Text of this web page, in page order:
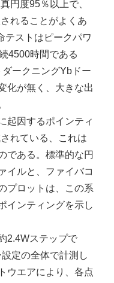
円度95％以上で、
れることがよくあ
テストはピークパワ
4500時間である
ークニングYbドー
化が無く、大きな出
起因するポインティ
れている、これは
である。標準的な円
イルと、ファイバコ
プロットは、この系
インティングを示し
2.4Wステップで
定の全体で計測し
ウエアにより、各点